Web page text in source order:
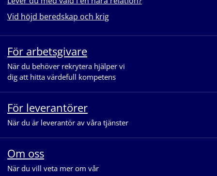
Vid höjd beredskap och krig
För arbetsgivare
När du behöver rekrytera hjälper vi
dig att hitta värdefull kompetens
För leverantörer
När du är leverantör av våra tjänster
Om oss
När du vill veta mer om vår